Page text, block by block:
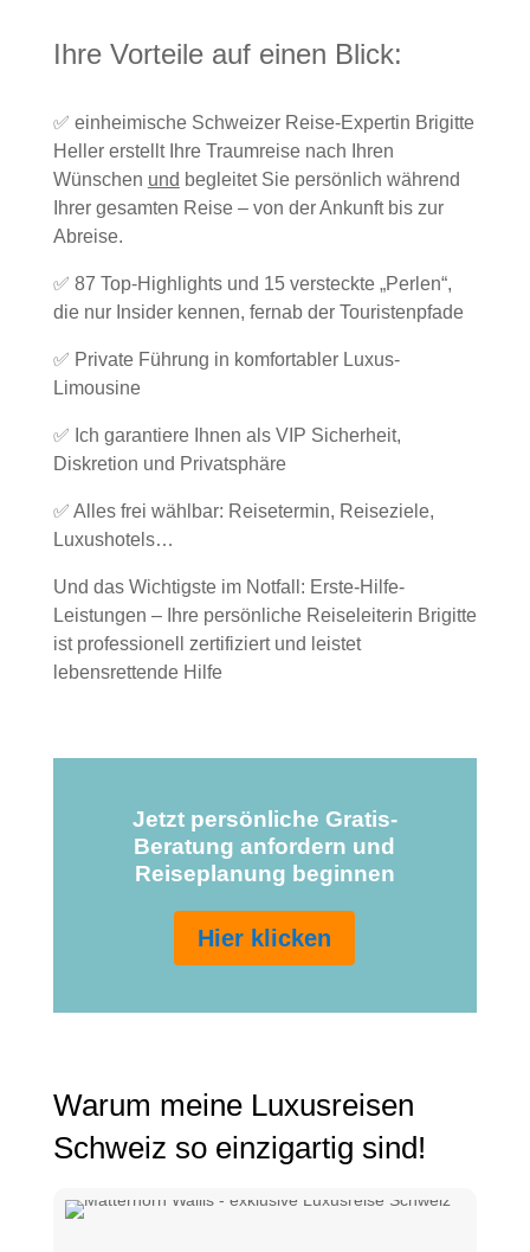
Ihre Vorteile auf einen Blick:
✅ einheimische Schweizer Reise-Expertin Brigitte
Heller erstellt Ihre Traumreise nach Ihren
Wünschen und begleitet Sie persönlich während
Ihrer gesamten Reise – von der Ankunft bis zur
Abreise.
✅ 87 Top-Highlights und 15 versteckte „Perlen“,
die nur Insider kennen, fernab der Touristenpfade
✅ Private Führung in komfortabler Luxus-
Limousine
✅ Ich garantiere Ihnen als VIP Sicherheit,
Diskretion und Privatsphäre
✅ Alles frei wählbar: Reisetermin, Reiseziele,
Luxushotels…
Und das Wichtigste im Notfall: Erste-Hilfe-
Leistungen – Ihre persönliche Reiseleiterin Brigitte
ist professionell zertifiziert und leistet
lebensrettende Hilfe
Jetzt persönliche Gratis-
Beratung anfordern und
Reiseplanung beginnen
Hier klicken
Warum meine Luxusreisen
Schweiz so einzigartig sind!